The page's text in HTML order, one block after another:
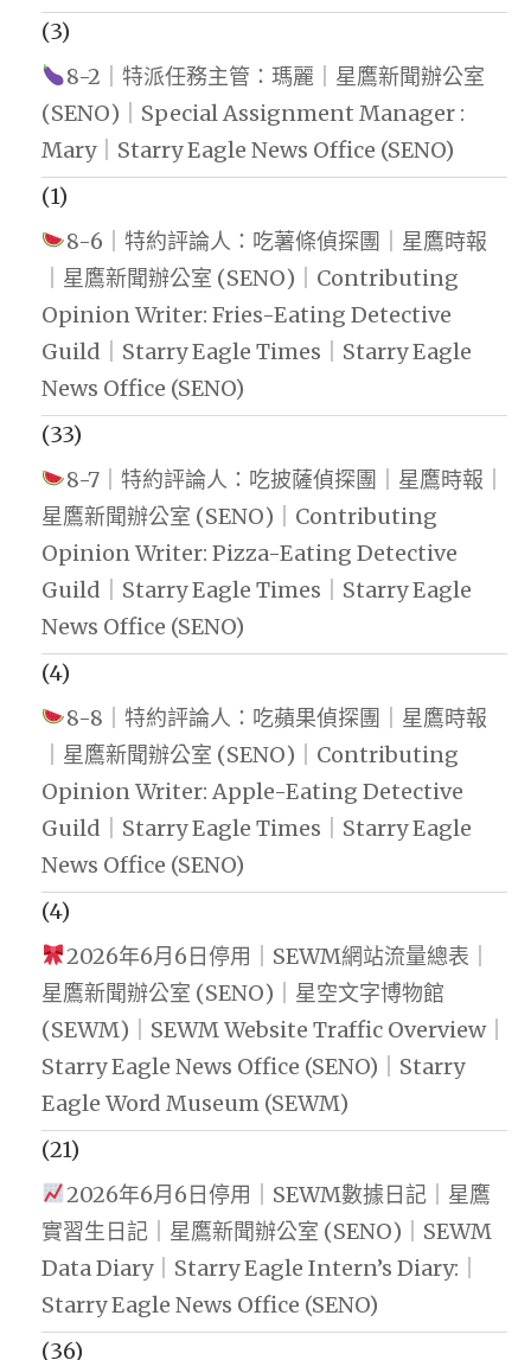
(3)
8-2｜特派任務主管：瑪麗｜星鷹新聞辦公室
(SENO)｜Special Assignment Manager :
Mary｜Starry Eagle News Office (SENO)
(1)
8-6｜特約評論人：吃薯條偵探團｜星鷹時報
｜星鷹新聞辦公室 (SENO)｜Contributing
Opinion Writer: Fries-Eating Detective
Guild｜Starry Eagle Times｜Starry Eagle
News Office (SENO)
(33)
8-7｜特約評論人：吃披薩偵探團｜星鷹時報｜
星鷹新聞辦公室 (SENO)｜Contributing
Opinion Writer: Pizza-Eating Detective
Guild｜Starry Eagle Times｜Starry Eagle
News Office (SENO)
(4)
8-8｜特約評論人：吃蘋果偵探團｜星鷹時報
｜星鷹新聞辦公室 (SENO)｜Contributing
Opinion Writer: Apple-Eating Detective
Guild｜Starry Eagle Times｜Starry Eagle
News Office (SENO)
(4)
2026年6月6日停用｜SEWM網站流量總表｜
星鷹新聞辦公室 (SENO)｜星空文字博物館
(SEWM)｜SEWM Website Traffic Overview｜
Starry Eagle News Office (SENO)｜Starry
Eagle Word Museum (SEWM)
(21)
2026年6月6日停用｜SEWM數據日記｜星鷹
實習生日記｜星鷹新聞辦公室 (SENO)｜SEWM
Data Diary｜Starry Eagle Intern’s Diary:｜
Starry Eagle News Office (SENO)
(36)